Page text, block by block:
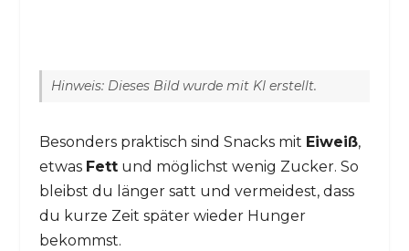
Hinweis: Dieses Bild wurde mit KI erstellt.
Besonders praktisch sind Snacks mit Eiweiß,
etwas Fettund möglichst wenig Zucker. So
bleibst du länger satt und vermeidest, dass
du kurze Zeit später wieder Hunger
bekommst.